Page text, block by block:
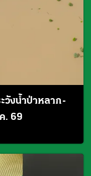
วังน้ำป่าหลาก-
. 69